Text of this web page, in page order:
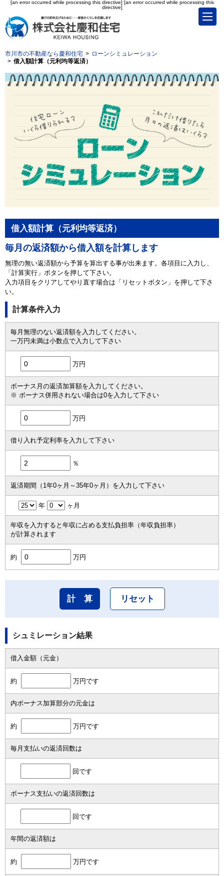
[an error occurred while processing this directive] [an error occurred while processing this
directive]
市川市の不動産なら慶和住宅
ローンシミュレーション
借入額計算（元利均等返済）
借入額計算（元利均等返済）
毎月の返済額から借入額を計算します
無理の無い返済額から予算を算出する事が出来ます。各項目に入力し、
「計算実行」ボタンを押して下さい。
入力項目をクリアしてやり直す場合は「リセットボタン」を押して下さ
い。
計算条件入力
毎月無理のない返済額を入力してください。
一万円未満は小数点で入力して下さい
万円
ボーナス月の返済加算額を入力してください。
※ ボーナス併用されない場合は0を入力して下さい
万円
借り入れ予定利率を入力して下さい
％
返済期間（1年0ヶ月～35年0ヶ月）を入力して下さい
年 ヶ月
年収を入力すると年収に占める支払負担率（年収負担率）
が計算されます
約 万円
シュミレーション結果
借入金額（元金）
約 万円です
内ボーナス加算部分の元金は
約 万円です
毎月支払いの返済回数は
回です
ボーナス支払いの返済回数は
回です
年間の返済額は
約 万円です